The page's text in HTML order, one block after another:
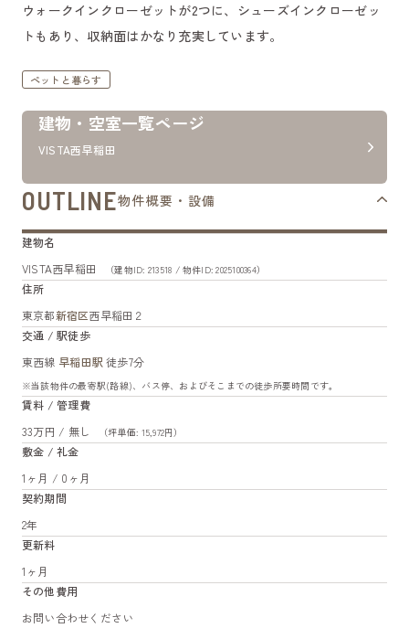
ウォークインクローゼットが2つに、シューズインクローゼッ
トもあり、収納面はかなり充実しています。
ペットと暮らす
建物・空室一覧ページ
VISTA西早稲田
OUTLINE物件概要・設備
建物名
VISTA西早稲田
（建物ID: 213518 / 物件ID: 2025100364）
住所
東京都新宿区西早稲田２
交通 / 駅徒歩
東西線 早稲田駅 徒歩7分
※当該物件の最寄駅(路線)、バス停、およびそこまでの徒歩所要時間です。
賃料 / 管理費
33万円 / 無し
（坪単価: 15,972円）
敷金 / 礼金
1ヶ月 / 0ヶ月
契約期間
2年
更新料
1ヶ月
その他費用
お問い合わせください